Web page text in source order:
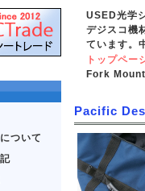
USED光学
デジスコ機
ています。
トップペー
Fork
ついて
Pacific